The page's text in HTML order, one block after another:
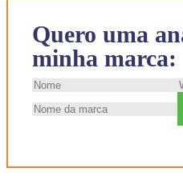
Quero uma
minha marca: